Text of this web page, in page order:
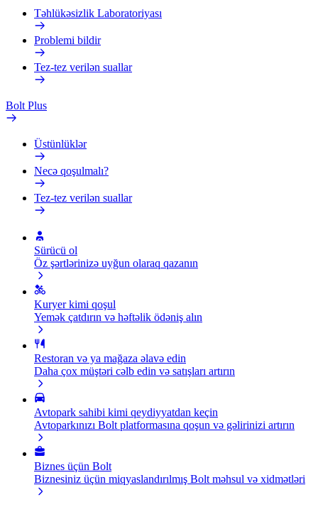
Təhlükəsizlik Laboratoriyası
Problemi bildir
Tez-tez verilən suallar
Bolt Plus
Üstünlüklər
Necə qoşulmalı?
Tez-tez verilən suallar
Sürücü ol
Öz şərtlərinizə uyğun olaraq qazanın
Kuryer kimi qoşul
Yemək çatdırın və həftəlik ödəniş alın
Restoran və ya mağaza əlavə edin
Daha çox müştəri cəlb edin və satışları artırın
Avtopark sahibi kimi qeydiyyatdan keçin
Avtoparkınızı Bolt platformasına qoşun və gəlirinizi artırın
Biznes üçün Bolt
Biznesiniz üçün miqyaslandırılmış Bolt məhsul və xidmətləri